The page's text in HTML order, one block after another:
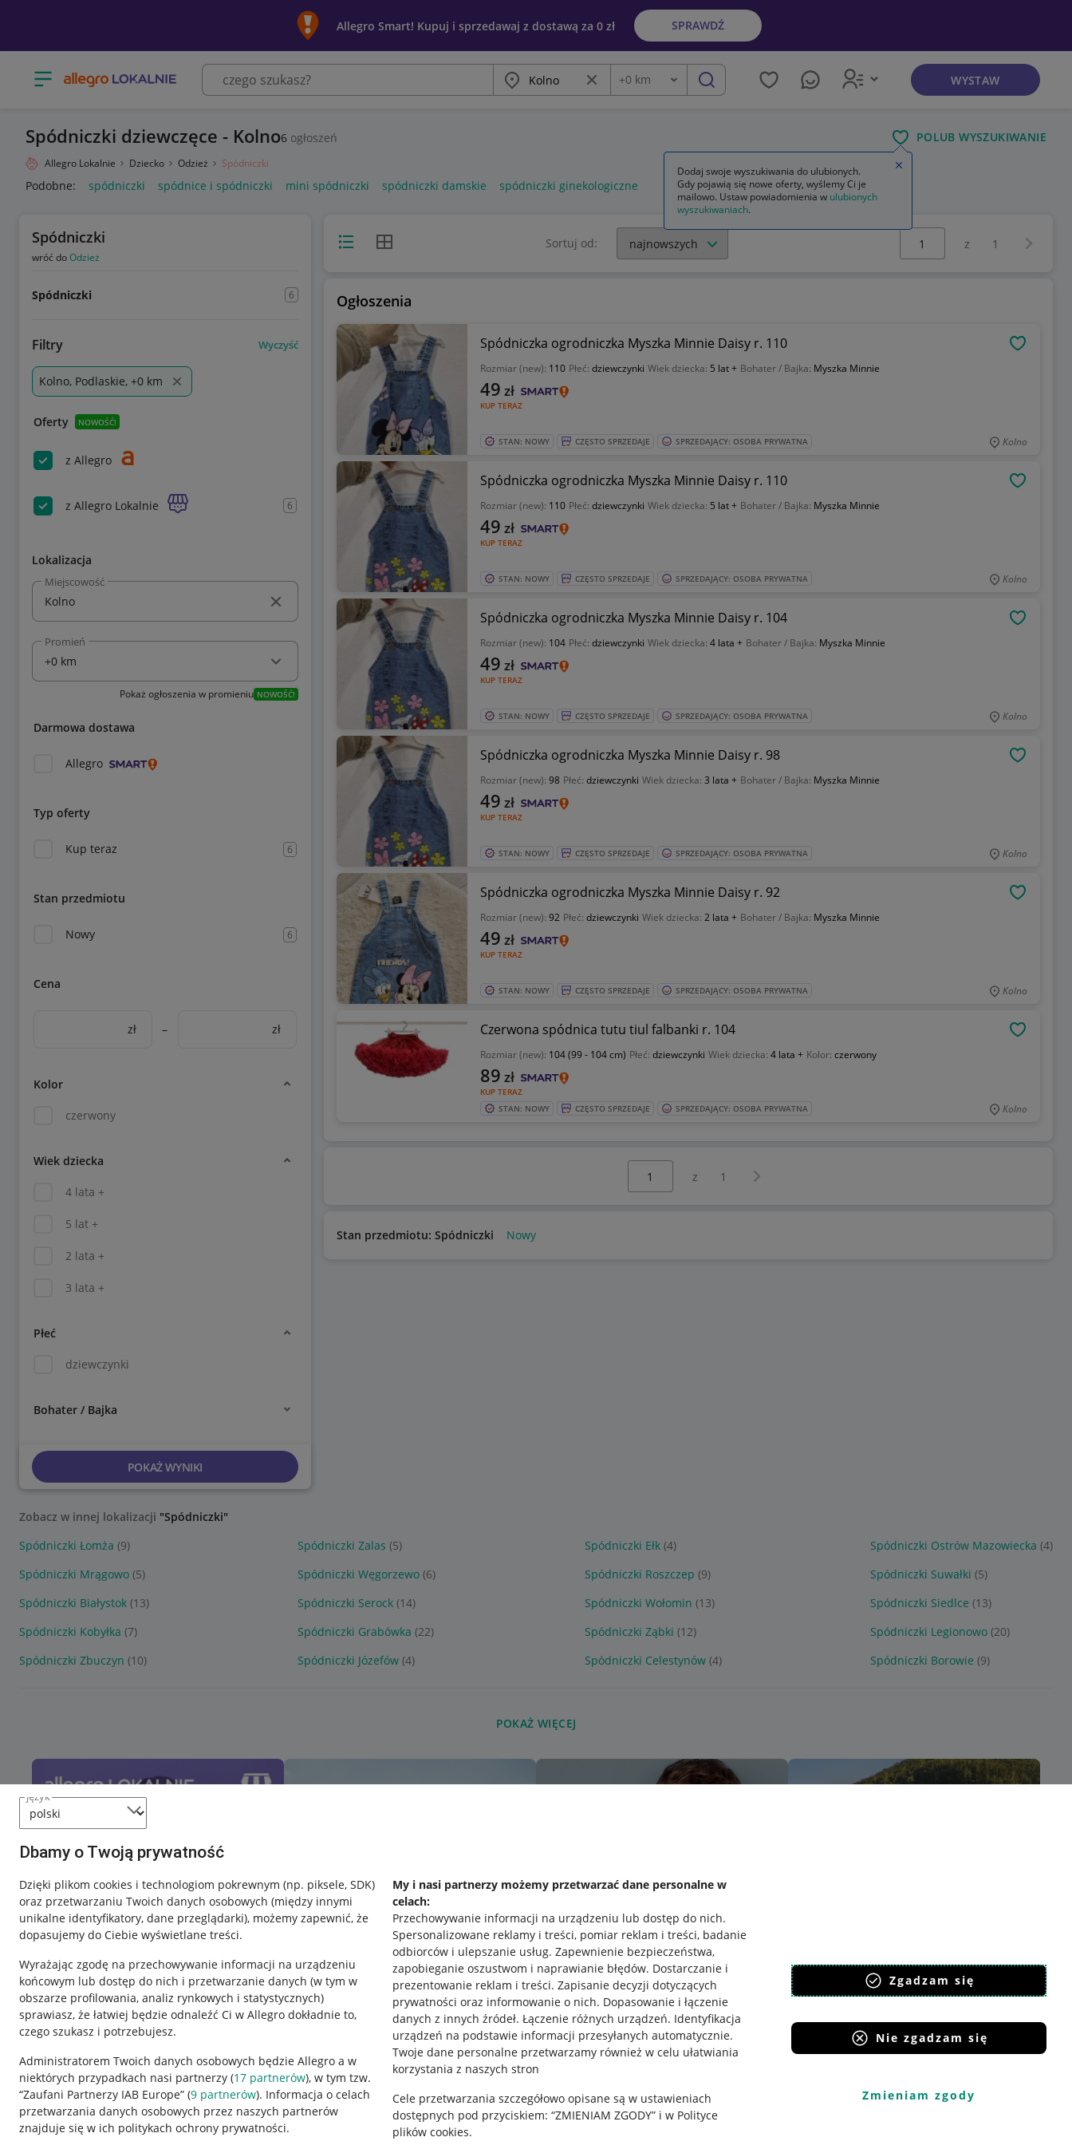
język
Dbamy o Twoją prywatność
Dzięki plikom cookies i technologiom pokrewnym (np. piksele, SDK)
oraz przetwarzaniu Twoich danych osobowych (między innymi
unikalne identyfikatory, dane przeglądarki), możemy zapewnić, że
dopasujemy do Ciebie wyświetlane treści.
Wyrażając zgodę na przechowywanie informacji na urządzeniu
końcowym lub dostęp do nich i przetwarzanie danych (w tym w
obszarze profilowania, analiz rynkowych i statystycznych)
sprawiasz, że łatwiej będzie odnaleźć Ci w Allegro dokładnie to,
czego szukasz i potrzebujesz.
Administratorem Twoich danych osobowych będzie Allegro a w
niektórych przypadkach nasi partnerzy (17 partnerów), w tym tzw.
“Zaufani Partnerzy IAB Europe” (9 partnerów). Informacja o celach
przetwarzania danych osobowych przez naszych partnerów
znajduje się w ich politykach ochrony prywatności.
My i nasi partnerzy możemy przetwarzać dane personalne w
celach:
Przechowywanie informacji na urządzeniu lub dostęp do nich.
Spersonalizowane reklamy i treści, pomiar reklam i treści, badanie
odbiorców i ulepszanie usług. Zapewnienie bezpieczeństwa,
zapobieganie oszustwom i naprawianie błędów. Dostarczanie i
prezentowanie reklam i treści. Zapisanie decyzji dotyczących
prywatności oraz informowanie o nich. Dopasowanie i łączenie
danych z innych źródeł. Łączenie różnych urządzeń. Identyfikacja
urządzeń na podstawie informacji przesyłanych automatycznie.
Twoje dane personalne przetwarzamy również w celu ułatwiania
korzystania z naszych stron
Cele przetwarzania szczegółowo opisane są w ustawieniach
dostępnych pod przyciskiem: “ZMIENIAM ZGODY” i w Polityce
plików cookies.
Zgadzam się
Nie zgadzam się
Zmieniam zgody
Allegro Smart! Kupuj i sprzedawaj z dostawą za 0 zł SPRAWDŹ
Otwórz menu z kategoriami Miasto Wyczyść frazę
Odległość
+0 km szukaj WYSTAW
Spódniczki dziewczęce - Kolno6 ogłoszeń POLUB WYSZUKIWANIE
Allegro Lokalnie Dziecko Odzież Spódniczki
Podobne: spódniczki spódnice i spódniczki mini spódniczki spódniczki damskie spódniczki ginekologiczne
Spódniczki
wróć doOdzież
Spódniczki 6
Filtry Wyczyść
Kolno, Podlaskie, +0 km
Oferty NOWOŚĆ!
z Allegro
z Allegro Lokalnie 6
Lokalizacja
Miejscowość
Promień
Pokaż ogłoszenia w promieniu NOWOŚĆ!
Darmowa dostawa
Allegro
Typ oferty
Kup teraz 6
Stan przedmiotu
Nowy 6
Cena
zł – zł
Kolor
czerwony
Wiek dziecka
4 lata +
5 lat +
2 lata +
3 lata +
Płeć
dziewczynki
Bohater / Bajka
POKAŻ WYNIKI
Widok listyWidok siatki Sortuj od:
Wybierz stronę:
z 1
Ogłoszenia
Spódniczka ogrodniczka Myszka Minnie Daisy r. 110
Rozmiar (new): 110 Płeć: dziewczynki Wiek dziecka: 5 lat + Bohater / Bajka: Myszka Minnie
KUP TERAZ
49 zł
STAN: NOWY CZĘSTO SPRZEDAJE SPRZEDAJĄCY: OSOBA PRYWATNA Kolno
Spódniczka ogrodniczka Myszka Minnie Daisy r. 110
Rozmiar (new): 110 Płeć: dziewczynki Wiek dziecka: 5 lat + Bohater / Bajka: Myszka Minnie
KUP TERAZ
49 zł
STAN: NOWY CZĘSTO SPRZEDAJE SPRZEDAJĄCY: OSOBA PRYWATNA Kolno
Spódniczka ogrodniczka Myszka Minnie Daisy r. 104
Rozmiar (new): 104 Płeć: dziewczynki Wiek dziecka: 4 lata + Bohater / Bajka: Myszka Minnie
KUP TERAZ
49 zł
STAN: NOWY CZĘSTO SPRZEDAJE SPRZEDAJĄCY: OSOBA PRYWATNA Kolno
Spódniczka ogrodniczka Myszka Minnie Daisy r. 98
Rozmiar (new): 98 Płeć: dziewczynki Wiek dziecka: 3 lata + Bohater / Bajka: Myszka Minnie
KUP TERAZ
49 zł
STAN: NOWY CZĘSTO SPRZEDAJE SPRZEDAJĄCY: OSOBA PRYWATNA Kolno
Spódniczka ogrodniczka Myszka Minnie Daisy r. 92
Rozmiar (new): 92 Płeć: dziewczynki Wiek dziecka: 2 lata + Bohater / Bajka: Myszka Minnie
KUP TERAZ
49 zł
STAN: NOWY CZĘSTO SPRZEDAJE SPRZEDAJĄCY: OSOBA PRYWATNA Kolno
Czerwona spódnica tutu tiul falbanki r. 104
Rozmiar (new): 104 (99 - 104 cm) Płeć: dziewczynki Wiek dziecka: 4 lata + Kolor: czerwony
KUP TERAZ
89 zł
STAN: NOWY CZĘSTO SPRZEDAJE SPRZEDAJĄCY: OSOBA PRYWATNA Kolno
z 1 Następna strona
Stan przedmiotu: Spódniczki Nowy
Zobacz w innej lokalizacji "Spódniczki"
Spódniczki Łomża (9) Spódniczki Zalas (5) Spódniczki Ełk (4) Spódniczki Ostrów Mazowiecka (4)
Spódniczki Mrągowo (5) Spódniczki Węgorzewo (6) Spódniczki Roszczep (9) Spódniczki Suwałki (5)
Spódniczki Białystok (13) Spódniczki Serock (14) Spódniczki Wołomin (13) Spódniczki Siedlce (13)
Spódniczki Kobyłka (7) Spódniczki Grabówka (22) Spódniczki Ząbki (12) Spódniczki Legionowo (20)
Spódniczki Zbuczyn (10) Spódniczki Józefów (4) Spódniczki Celestynów (4) Spódniczki Borowie (9)
POKAŻ WIĘCEJ
Przydatne informacje
Jak to działa
Napisz do nas
Allegro Gadane dla sprzedających
Regulamin
Polityka plików "cookies"
Ustawienia plików "cookies"
Pobierz aplikację
Dodaj swoje wyszukiwania do ulubionych.
Gdy pojawią się nowe oferty, wyślemy Ci je
mailowo. Ustaw powiadomienia w ulubionych
wyszukiwaniach.
Zamknij wskazówkę